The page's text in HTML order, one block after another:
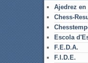
Ajedrez en
Chess-
Escola
F.E.D.A.
F.I.D.E.